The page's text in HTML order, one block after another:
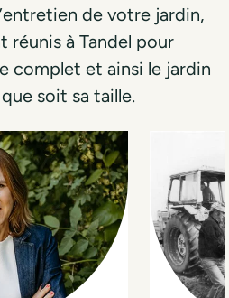
de votre jardin,
réunis à Tandel pour
complet et ainsi le jardin
soit sa taille.